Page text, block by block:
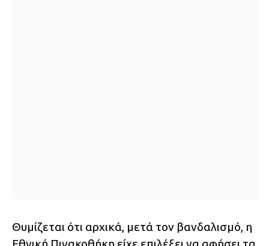
Θυμίζεται ότι αρχικά, μετά τον βανδαλισμό, η